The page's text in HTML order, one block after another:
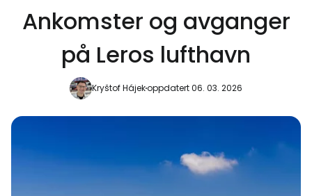
Ankomster og avganger
på Leros lufthavn
Kryštof Hájekoppdatert 06. 03. 2026
Fortsett med Google
Fortsett med e-post